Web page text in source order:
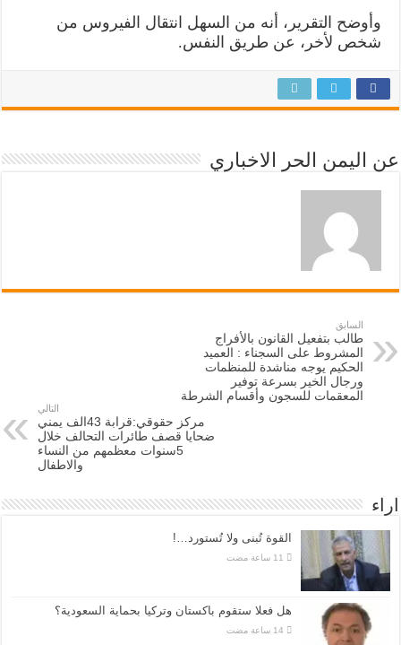
وأوضح التقرير، أنه من السهل انتقال الفيروس من
شخص لأخر، عن طريق النفس.
عن اليمن الحر الاخباري
السابق
طالب بتفعيل القانون بالأفراج
المشروط على السجناء : العميد
الحكيم يوجه مناشدة للمنظمات
ورجال الخير بسرعة توفير
المعقمات للسجون وأقسام الشرطة
التالي
مركز حقوقي:قرابة 43الف يمني
ضحايا قصف طائرات التحالف خلال
5سنوات معظمهم من النساء
والاطفال
اراء
القوة تُبنى ولا تُستورد…!
هل فعلا ستقوم باكستان وتركيا بحماية السعودية؟